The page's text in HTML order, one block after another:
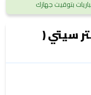
سيتي (